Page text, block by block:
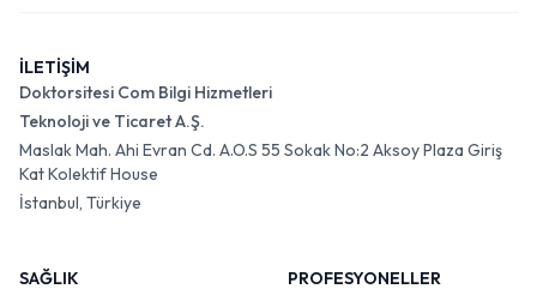
İLETİŞİM
Doktorsitesi Com Bilgi Hizmetleri
Teknoloji ve Ticaret A.Ş.
Maslak Mah. Ahi Evran Cd. A.O.S 55 Sokak No:2 Aksoy Plaza Giriş
Kat Kolektif House
İstanbul, Türkiye
SAĞLIK
PROFESYONELLER